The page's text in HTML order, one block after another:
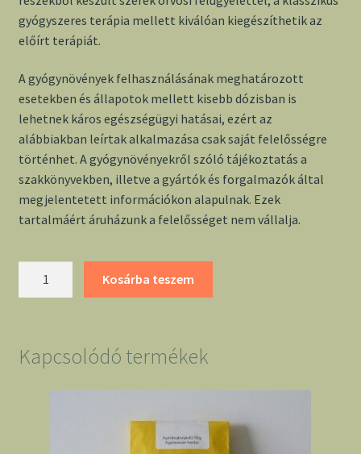
gyógyszeres terápia mellett kiválóan kiegészíthetik az
előírt terápiát.
A gyógynövények felhasználásának meghatározott
esetekben és állapotok mellett kisebb dózisban is
lehetnek káros egészségügyi hatásai, ezért az
alábbiakban leírtak alkalmazása csak saját felelősségre
történhet. A gyógynövényekről szóló tájékoztatás a
szakkönyvekben, illetve a gyártók és forgalmazók által
megjelentetett információkon alapulnak. Ezek
tartalmáért áruházunk a felelősséget nem vállalja.
Gyógyfű
mennyiség
Kosárba teszem
Kapcsolódó termékek